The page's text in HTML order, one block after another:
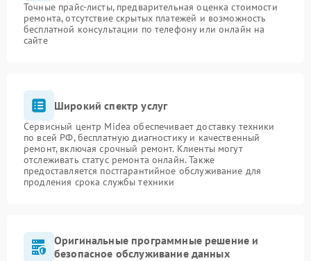
Точные прайс-листы, предварительная оценка стоимости
ремонта, отсутствие скрытых платежей и возможность
бесплатной консультации по телефону или онлайн на
сайте
Широкий спектр услуг
Сервисный центр Midea обеспечивает доставку техники
по всей РФ, бесплатную диагностику и качественный
ремонт, включая срочный ремонт. Клиенты могут
отслеживать статус ремонта онлайн. Также
предоставляется постгарантийное обслуживание для
продления срока службы техники
Оригинальные программные решение и
безопасное обслуживание данных